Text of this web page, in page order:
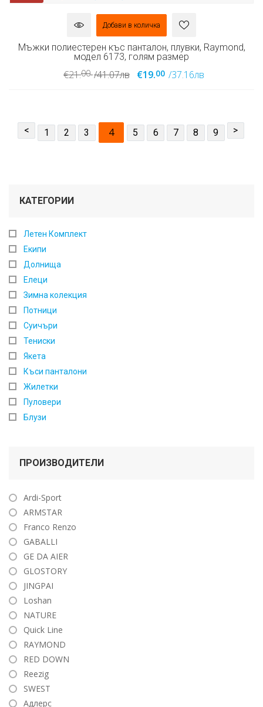
Добави в количка
Мъжки полиестерен къс панталон, плувки, Raymond,
модел 6173, голям размер
€21.00 /41.07лв €19.00 /37.16лв
< 1 2 3 4 5 6 7 8 9 >
КАТЕГОРИИ
Летен Комплект
Екипи
Долнища
Елеци
Зимна колекция
Потници
Суичъри
Тениски
Якета
Къси панталони
Жилетки
Пуловери
Блузи
ПРОИЗВОДИТЕЛИ
Ardi-Sport
ARMSTAR
Franco Renzo
GABALLI
GE DA AIER
GLOSTORY
JINGPAI
Loshan
NATURE
Quick Line
RAYMOND
RED DOWN
Reezig
SWEST
Адлерс